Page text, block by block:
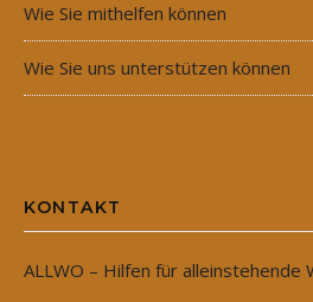
Wie Sie mithelfen können
Wie Sie uns unterstützen können
KONTAKT
ALLWO – Hilfen für alleinstehende